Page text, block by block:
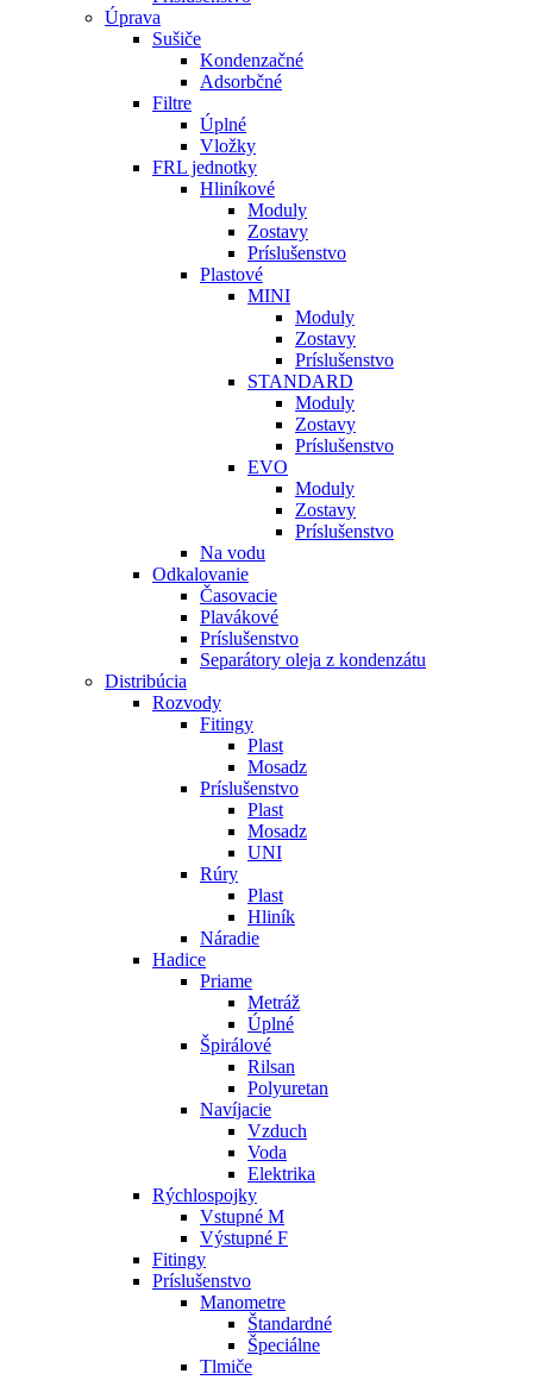
Úprava
Sušiče
Kondenzačné
Adsorbčné
Filtre
Úplné
Vložky
FRL jednotky
Hliníkové
Moduly
Zostavy
Príslušenstvo
Plastové
MINI
Moduly
Zostavy
Príslušenstvo
STANDARD
Moduly
Zostavy
Príslušenstvo
EVO
Moduly
Zostavy
Príslušenstvo
Na vodu
Odkalovanie
Časovacie
Plavákové
Príslušenstvo
Separátory oleja z kondenzátu
Distribúcia
Rozvody
Fitingy
Plast
Mosadz
Príslušenstvo
Plast
Mosadz
UNI
Rúry
Plast
Hliník
Náradie
Hadice
Priame
Metráž
Úplné
Špirálové
Rilsan
Polyuretan
Navíjacie
Vzduch
Voda
Elektrika
Rýchlospojky
Vstupné M
Výstupné F
Fitingy
Príslušenstvo
Manometre
Štandardné
Špeciálne
Tlmiče